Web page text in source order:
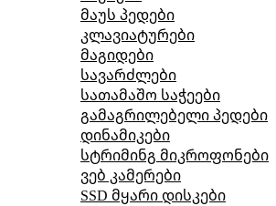
მაუს პედები
კლავიატურები
მაგიდები
სავარძლები
სათამაშო საჭეები
გამაგრილებელი პედები
დინამიკები
სტრიმინგ მიკროფონები
ვებ კამერები
SSD მყარი დისკები